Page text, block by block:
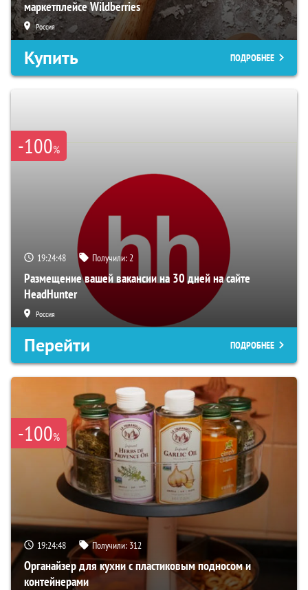
маркетплейсе Wildberries
Россия
Купить ПОДРОБНЕЕ
-100%
19:24:47 Получили:2
Размещение вашей вакансии на 30 дней на сайте
HeadHunter
Россия
Перейти ПОДРОБНЕЕ
-100%
19:24:47 Получили: 312
Органайзер для кухни с пластиковым подносом и
контейнерами